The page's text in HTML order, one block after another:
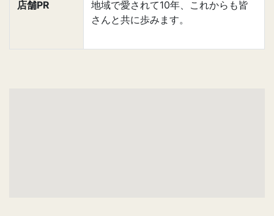
店舗PR
地域で愛されて10年、これからも皆
さんと共に歩みます。